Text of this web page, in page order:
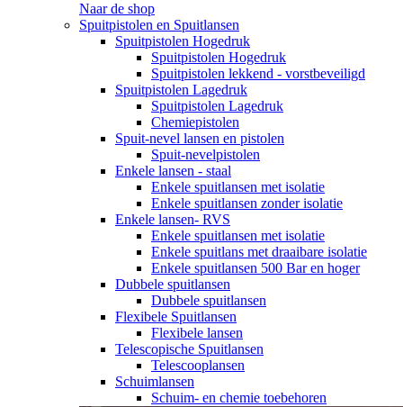
Naar de shop
Spuitpistolen en Spuitlansen
Spuitpistolen Hogedruk
Spuitpistolen Hogedruk
Spuitpistolen lekkend - vorstbeveiligd
Spuitpistolen Lagedruk
Spuitpistolen Lagedruk
Chemiepistolen
Spuit-nevel lansen en pistolen
Spuit-nevelpistolen
Enkele lansen - staal
Enkele spuitlansen met isolatie
Enkele spuitlansen zonder isolatie
Enkele lansen- RVS
Enkele spuitlansen met isolatie
Enkele spuitlans met draaibare isolatie
Enkele spuitlansen 500 Bar en hoger
Dubbele spuitlansen
Dubbele spuitlansen
Flexibele Spuitlansen
Flexibele lansen
Telescopische Spuitlansen
Telescooplansen
Schuimlansen
Schuim- en chemie toebehoren